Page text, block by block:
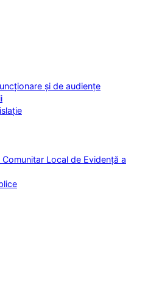
și de audiențe
Comunitar Local de Evidență a